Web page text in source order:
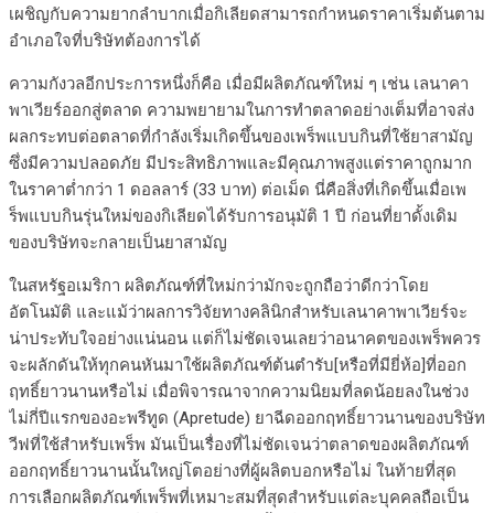
เผชิญกับความยากลำบากเมื่อกิเลียดสามารถกำหนดราคาเริ่มต้นตาม
อำเภอใจที่บริษัทต้องการได้
ความกังวลอีกประการหนึ่งก็คือ เมื่อมีผลิตภัณฑ์ใหม่ ๆ เช่น เลนาคา
พาเวียร์ออกสู่ตลาด ความพยายามในการทำตลาดอย่างเต็มที่อาจส่ง
ผลกระทบต่อตลาดที่กำลังเริ่มเกิดขึ้นของเพร็พแบบกินที่ใช้ยาสามัญ
ซึ่งมีความปลอดภัย มีประสิทธิภาพและมีคุณภาพสูงแต่ราคาถูกมาก
ในราคาต่ำกว่า 1 ดอลลาร์ (33 บาท) ต่อเม็ด นี่คือสิ่งที่เกิดขึ้นเมื่อเพ
ร็พแบบกินรุ่นใหม่ของกิเลียดได้รับการอนุมัติ 1 ปี ก่อนที่ยาดั้งเดิม
ของบริษัทจะกลายเป็นยาสามัญ
ในสหรัฐอเมริกา ผลิตภัณฑ์ที่ใหม่กว่ามักจะถูกถือว่าดีกว่าโดย
อัตโนมัติ และแม้ว่าผลการวิจัยทางคลินิกสำหรับเลนาคาพาเวียร์จะ
น่าประทับใจอย่างแน่นอน แต่ก็ไม่ชัดเจนเลยว่าอนาคตของเพร็พควร
จะผลักดันให้ทุกคนหันมาใช้ผลิตภัณฑ์ต้นตำรับ[หรือที่มียี่ห้อ]ที่ออก
ฤทธิ์ยาวนานหรือไม่ เมื่อพิจารณาจากความนิยมที่ลดน้อยลงในช่วง
ไม่กี่ปีแรกของอะพรีทูด (Apretude) ยาฉีดออกฤทธิ์ยาวนานของบริษัท
วีฟที่ใช้สำหรับเพร็พ มันเป็นเรื่องที่ไม่ชัดเจนว่าตลาดของผลิตภัณฑ์
ออกฤทธิ์ยาวนานนั้นใหญ่โตอย่างที่ผู้ผลิตบอกหรือไม่ ในท้ายที่สุด
การเลือกผลิตภัณฑ์เพร็พที่เหมาะสมที่สุดสำหรับแต่ละบุคคลถือเป็น